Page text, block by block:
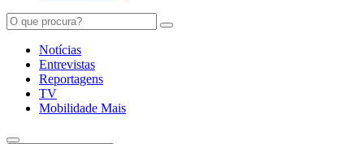
Notícias
Entrevistas
Reportagens
TV
Mobilidade Mais